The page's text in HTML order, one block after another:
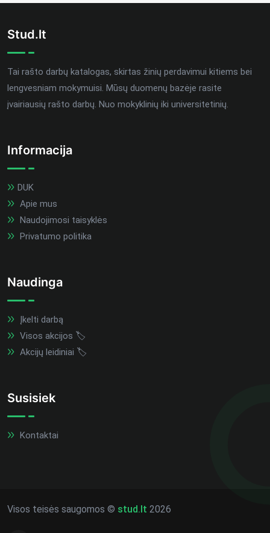
Stud.lt
Tai rašto darbų katalogas, skirtas žinių perdavimui kitiems bei
lengvesniam mokymuisi. Mūsų duomenų bazėje rasite
įvairiausių rašto darbų. Nuo mokyklinių iki universitetinių.
Informacija
DUK
Apie mus
Naudojimosi taisyklės
Privatumo politika
Naudinga
Įkelti darbą
Visos akcijos 🏷️
Akcijų leidiniai 🏷️
Susisiek
Kontaktai
Visos teisės saugomos © stud.lt 2026